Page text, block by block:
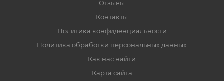
Отзывы
Контакты
Политика конфиденциальности
Политика обработки персональных данных
Как нас найти
Карта сайта